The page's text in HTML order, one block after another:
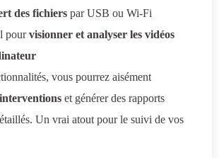
des fichiers par USB ou Wi-Fi
pourvisionner et analyser les vidéos
vous pourrez aisément
et générer des rapports
Un vrai atout pour le suivi de vos